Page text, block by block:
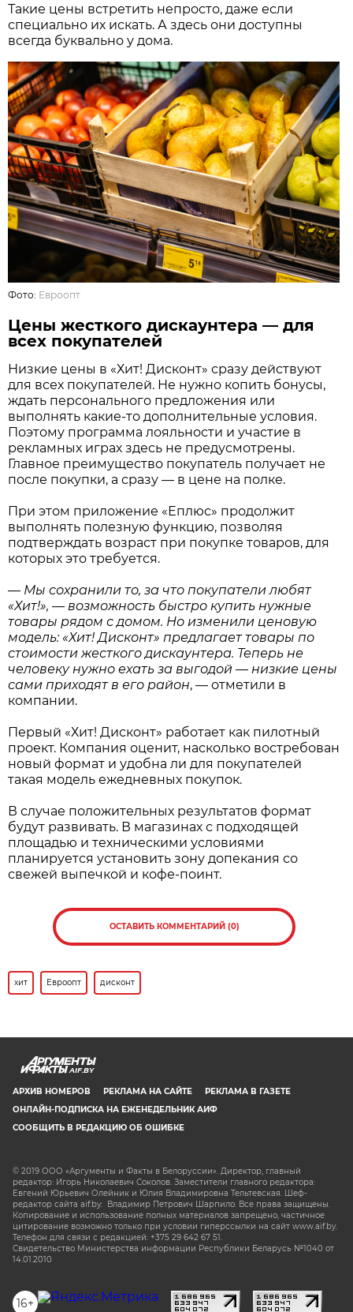
Такие цены встретить непросто, даже если
специально их искать. А здесь они доступны
всегда буквально у дома.
Фото: Евроопт
Цены жесткого дискаунтера — для
всех покупателей
Низкие цены в «Хит! Дисконт» сразу действуют
для всех покупателей. Не нужно копить бонусы,
ждать персонального предложения или
выполнять какие-то дополнительные условия.
Поэтому программа лояльности и участие в
рекламных играх здесь не предусмотрены.
Главное преимущество покупатель получает не
после покупки, а сразу — в цене на полке.
При этом приложение «Еплюс» продолжит
выполнять полезную функцию, позволяя
подтверждать возраст при покупке товаров, для
которых это требуется.
— Мы сохранили то, за что покупатели любят
«Хит!», — возможность быстро купить нужные
товары рядом с домом. Но изменили ценовую
модель: «Хит! Дисконт» предлагает товары по
стоимости жесткого дискаунтера. Теперь не
человеку нужно ехать за выгодой — низкие цены
сами приходят в его район, — отметили в
компании.
Первый «Хит! Дисконт» работает как пилотный
проект. Компания оценит, насколько востребован
новый формат и удобна ли для покупателей
такая модель ежедневных покупок.
В случае положительных результатов формат
будут развивать. В магазинах с подходящей
площадью и техническими условиями
планируется установить зону допекания со
свежей выпечкой и кофе-поинт.
ОСТАВИТЬ КОММЕНТАРИЙ (0)
хит Евроопт дисконт
AIF.BY
АРХИВ НОМЕРОВ РЕКЛАМА НА САЙТЕ
РЕКЛАМА В ГАЗЕТЕ
ОНЛАЙН-ПОДПИСКА НА ЕЖЕНЕДЕЛЬНИК АИФ
СООБЩИТЬ В РЕДАКЦИЮ ОБ ОШИБКЕ
© 2019 ООО «Аргументы и Факты в Белоруссии». Директор, главный
редактор: Игорь Николаевич Соколов. Заместители главного редактора:
Евгений Юрьевич Олейник и Юлия Владимировна Тельтевская. Шеф-
редактор сайта aif.by: Владимир Петрович Шарпило. Все права защищены.
Копирование и использование полных материалов запрещено, частичное
цитирование возможно только при условии гиперссылки на сайт www.aif.by.
Телефон для связи с редакцией: +375 29 642 67 51.
Свидетельство Министерства информации Республики Беларусь №1040 от
14.01.2010
16+